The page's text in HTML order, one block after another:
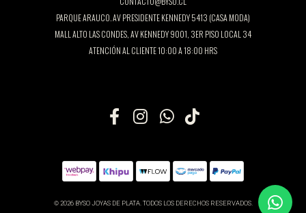
PARQUE ARAUCO. AV PRESIDENTE KENNEDY 5413 (CASA MODA)
MALL ALTO LAS CONDES, AV KENNEDY 9001, 3ER PISO LOCAL 34
ATENCIÓN AL CLIENTE 10:00 A 18:00 HRS
© 2026 BYSO JOYAS DE PLATA. TODOS LOS DERECHOS RESERVADOS.